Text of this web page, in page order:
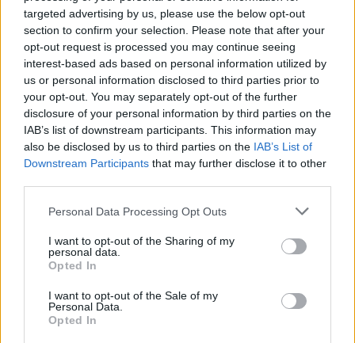
targeted advertising by us, please use the below opt-out
section to confirm your selection. Please note that after your
opt-out request is processed you may continue seeing
interest-based ads based on personal information utilized by
us or personal information disclosed to third parties prior to
your opt-out. You may separately opt-out of the further
disclosure of your personal information by third parties on the
IAB’s list of downstream participants. This information may
also be disclosed by us to third parties on the IAB’s List of
Downstream Participants that may further disclose it to other
Personal Data Processing Opt Outs
I want to opt-out of the Sharing of my
personal data.
Opted In
I want to opt-out of the Sale of my
Personal Data.
Opted In
Η ιστορία έγινε το 2006
Ρούνεϊ: Οι παίκτες της Γιουνάιτεντ δεν κάνουν
σωστά τη δουλεία τους
12:55 - 29 Οκτωβρίου 2021
Ο Γουέιν Ρούνεϊ άσκησε έντονη κριτική στους
παίκτες της Μάντσεστερ Γιουνάιτεντ, με αφορμή τα
άσχημα αποτελέσματα της ομάδας.